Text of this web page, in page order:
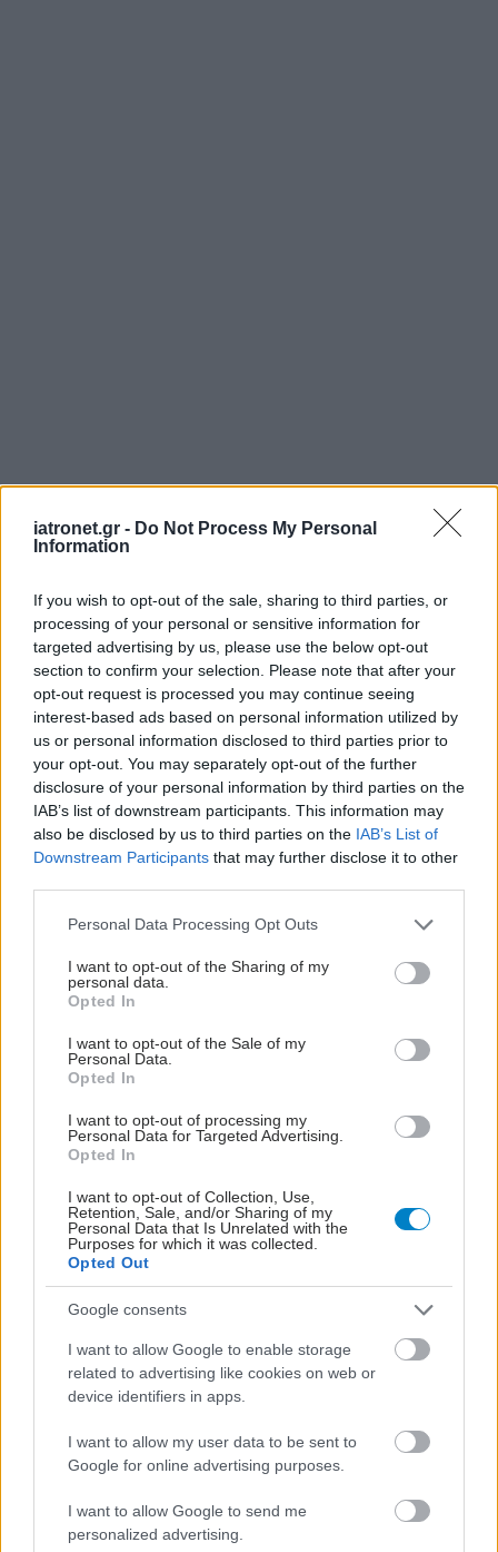
iatronet.gr - Do Not Process My Personal
Information
If you wish to opt-out of the sale, sharing to third parties, or
processing of your personal or sensitive information for
targeted advertising by us, please use the below opt-out
section to confirm your selection. Please note that after your
opt-out request is processed you may continue seeing
interest-based ads based on personal information utilized by
us or personal information disclosed to third parties prior to
your opt-out. You may separately opt-out of the further
disclosure of your personal information by third parties on the
IAB’s list of downstream participants. This information may
also be disclosed by us to third parties on the IAB’s List of
Downstream Participants that may further disclose it to other
Please note that this website/app uses one or more Google
not limited to your visit or usage behaviour. You may click to
grant or deny consent to Google and its third-party tags to
use your data for below specified purposes in below Google
consent section.
Personal Data Processing Opt Outs
I want to opt-out of the Sharing of my
personal data.
Opted In
I want to opt-out of the Sale of my
Personal Data.
Opted In
I want to opt-out of processing my
Personal Data for Targeted Advertising.
Opted In
I want to opt-out of Collection, Use,
Retention, Sale, and/or Sharing of my
Personal Data that Is Unrelated with the
Purposes for which it was collected.
Opted Out
Google consents
I want to allow Google to enable storage
related to advertising like cookies on web or
device identifiers in apps.
I want to allow my user data to be sent to
Google for online advertising purposes.
I want to allow Google to send me
personalized advertising.